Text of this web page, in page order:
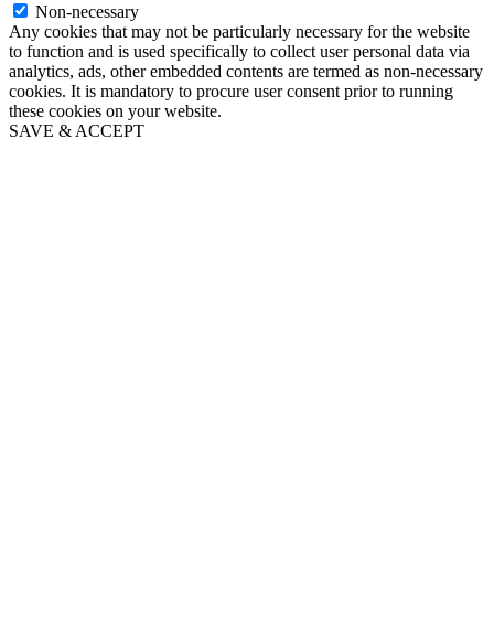
Non-necessary
Any cookies that may not be particularly necessary for the website
to function and is used specifically to collect user personal data via
analytics, ads, other embedded contents are termed as non-necessary
cookies. It is mandatory to procure user consent prior to running
these cookies on your website.
SAVE & ACCEPT